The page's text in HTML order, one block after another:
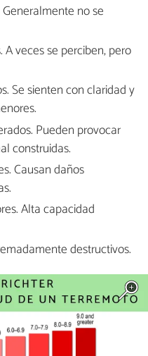
no se
A veces se perciben, pero
Se sienten con claridad y
Pueden provocar
construidas.
Causan daños
Alta capacidad
destructivos.